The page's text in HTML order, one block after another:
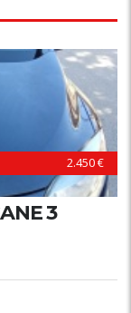
2.450 €
3